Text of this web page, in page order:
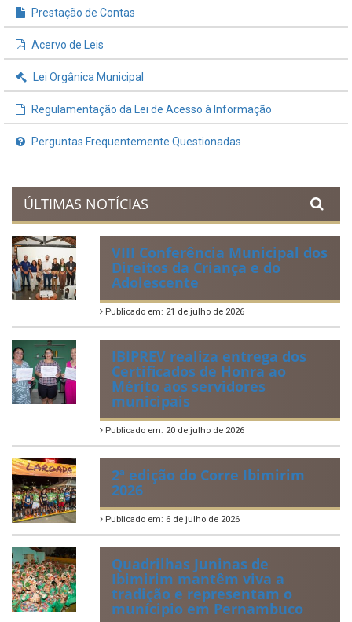
Prestação de Contas
Acervo de Leis
Lei Orgânica Municipal
Regulamentação da Lei de Acesso à Informação
Perguntas Frequentemente Questionadas
ÚLTIMAS NOTÍCIAS
VIII Conferência Municipal dos
Direitos da Criança e do
Adolescente
Publicado em: 21 de julho de 2026
IBIPREV realiza entrega dos
Certificados de Honra ao
Mérito aos servidores
municipais
Publicado em: 20 de julho de 2026
2ª edição do Corre Ibimirim
2026
Publicado em: 6 de julho de 2026
Quadrilhas Juninas de
Ibimirim mantêm viva a
tradição e representam o
munícipio em Pernambuco